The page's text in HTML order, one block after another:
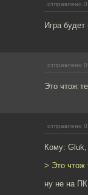
отправлено
Игра
отправлено
Это чтож
отправлено
Кому: Gluk,
> Это чтож
ну не на ПК